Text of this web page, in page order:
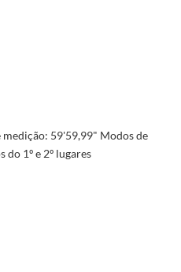
59'59,99" Modos de
1º e 2º lugares